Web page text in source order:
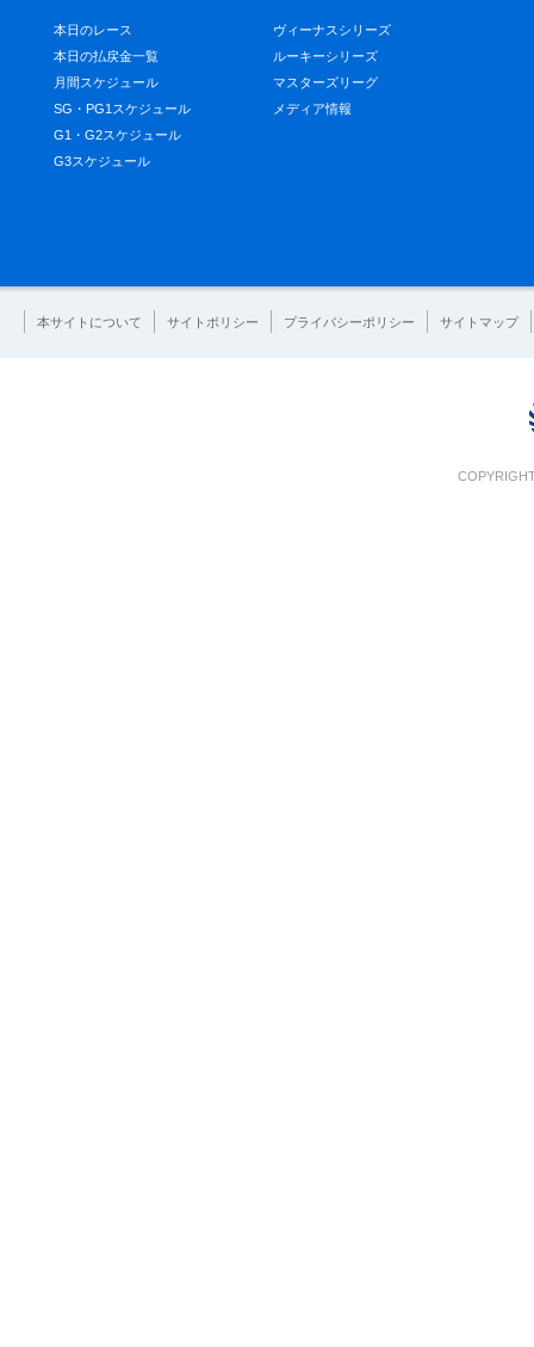
本日のレース
本日の払戻金一覧
月間スケジュール
SG・PG1スケジュール
G1・G2スケジュール
G3スケジュール
ヴィーナスシリーズ
ルーキーシリーズ
マスターズリーグ
メディア情報
本サイトについて サイトポリシー プライバシーポリシー サイトマップ